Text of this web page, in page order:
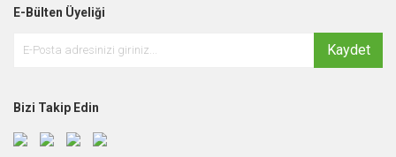
E-Bülten Üyeliği
Kaydet
Bizi Takip Edin